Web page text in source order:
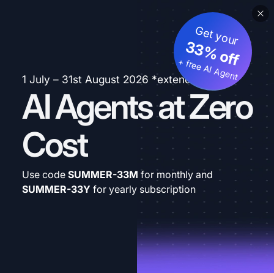
1 July – 31st August 2026 *extended
AI Agents at Zero
Cost
Get your
33% off
+ free AI Agent
Use code SUMMER-33M for monthly and
SUMMER-33Y for yearly subscription